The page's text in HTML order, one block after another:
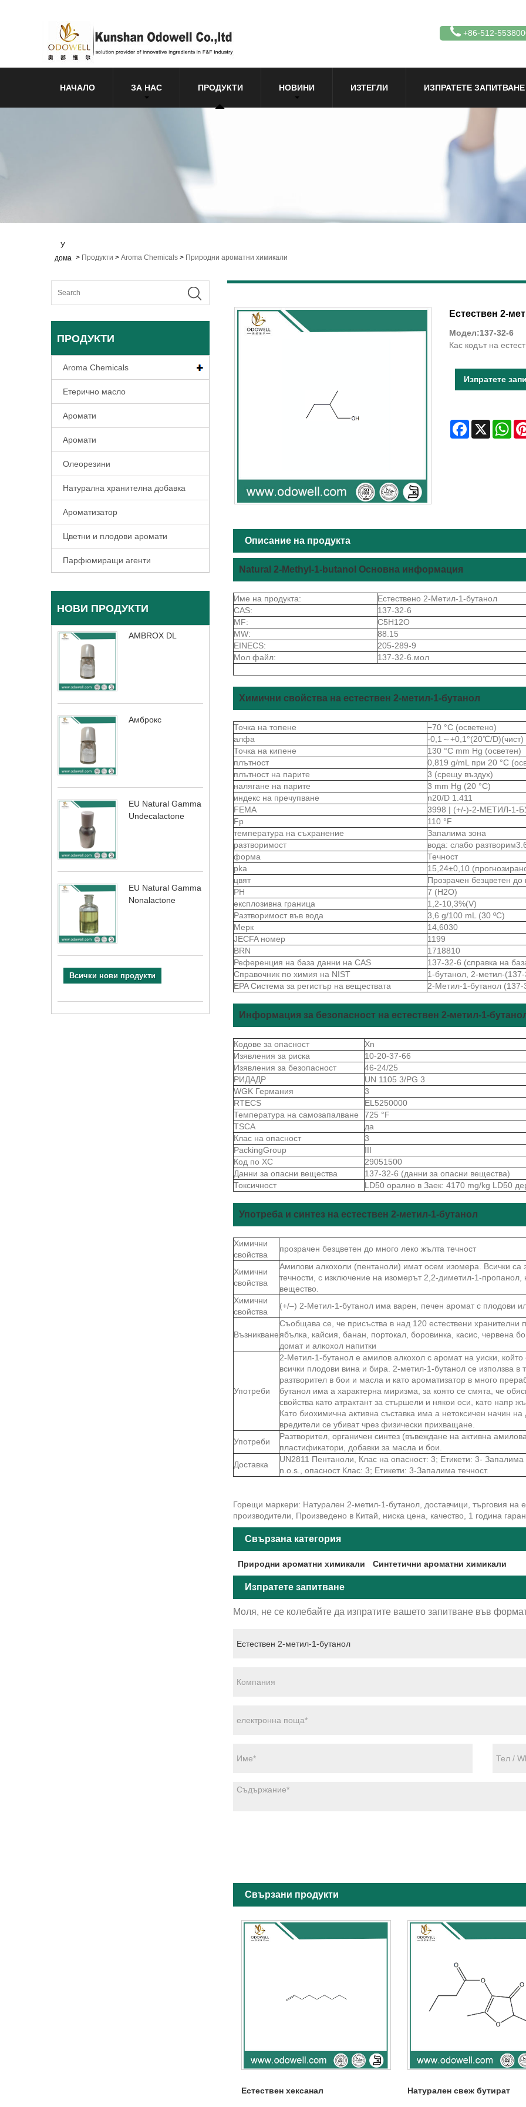
+86-512-
НАЧАЛО ЗА НАС ПРОДУКТИ НОВИНИ ИЗТЕГЛИ ИЗПРАТЕТЕ ЗАПИТВАНЕ
У
дома > Продукти > Aroma Chemicals > Природни ароматни химикали
ПРОДУКТИ
Aroma Chemicals
Етерично масло
Аромати
Аромати
Олеорезини
Натурална хранителна добавка
Ароматизатор
Цветни и плодови аромати
Парфюмиращи агенти
НОВИ ПРОДУКТИ
AMBROX DL
Амброкс
EU Natural Gamma
Undecalactone
EU Natural Gamma
Nonalactone
Всички нови продукти
Естествен 2-
Модел:137-32-6
Кас кодът на
Изпратете
Facebook
X
Описание на продукта
Natural 2-Methyl-1-butanol Основна информация
Име на продукта:
Естествено 2-Метил-1-бутанол
CAS:
137-32-6
MF:
C5H12O
MW:
88.15
EINECS:
205-289-9
Мол файл:
137-32-6.мол
Химични свойства на естествен 2-метил-1-бутанол
Точка на топене
−70 °C (осветено)
алфа
-0,1～+0,1°(20℃/D)(чист)
Точка на кипене
130 °C mm Hg (осветен)
плътност
0,819 g/mL при 20 °C
плътност на парите
3 (срещу въздух)
налягане на парите
3 mm Hg (20 °C)
индекс на пречупване
n20/D 1.411
FEMA
3998 | (+/-)-2-МЕТИЛ-1-
Fp
110 °F
температура на съхранение
Запалима зона
разтворимост
вода: слабо
форма
Течност
pka
15,24±0,10
цвят
Прозрачен безцветен до
PH
7 (H2O)
експлозивна граница
1,2-10,3%(V)
Разтворимост във вода
3,6 g/100 mL (30 ºC)
Мерк
14,6030
JECFA номер
1199
BRN
1718810
Референция на база данни на CAS
137-32-6 (справка на
Справочник по химия на NIST
1-бутанол, 2-метил-
EPA Система за регистър на веществата
2-Метил-1-бутанол (137-
Информация за безопасност на естествен 2-метил-1-
Кодове за опасност
Xn
Изявления за риска
10-20-37-66
Изявления за безопасност
46-24/25
РИДАДР
UN 1105 3/PG 3
WGK Германия
3
RTECS
EL5250000
Температура на самозапалване
725 °F
TSCA
да
Клас на опасност
3
PackingGroup
III
Код по ХС
29051500
Данни за опасни вещества
137-32-6 (данни за опасни вещества)
Токсичност
LD50 орално в Заек: 4170 mg/kg LD50
Употреба и синтез на естествен 2-метил-1-бутанол
Химични
свойства
прозрачен безцветен до много леко жълта течност
Химични
свойства
Амилови алкохоли (пентаноли) имат осем изомера. Всички са
течности, с изключение на изомерът 2,2-диметил-1-пропанол,
вещество.
Химични
свойства
(+/–) 2-Метил-1-бутанол има варен, печен аромат с плодови
Възникване
Съобщава се, че присъства в над 120 естествени хранителни
ябълка, кайсия, банан, портокал, боровинка, касис, червена
домат и алкохол напитки
Употреби
2-Метил-1-бутанол е амилов алкохол с аромат на уиски, който
всички плодови вина и бира. 2-метил-1-бутанол се използва в
разтворител в бои и масла и като ароматизатор в много
бутанол има a характерна миризма, за която се смята, че
свойства като атрактант за стършели и някои оси, като напр
Като биохимична активна съставка има a нетоксичен начин на
вредители се убиват чрез физически прихващане.
Употреби
Разтворител, органичен синтез (въвеждане на активна
пластификатори, добавки за масла и бои.
Доставка
UN2811 Пентаноли, Клас на опасност: 3; Етикети: 3- Запалима
n.o.s., опасност Клас: 3; Етикети: 3-Запалима течност.
Горещи маркери: Натурален 2-метил-1-бутанол, доставчици, търговия на
производители, Произведено в Китай, ниска цена, качество, 1 година
Свързана категория
Природни ароматни химикали Синтетични ароматни химикали
Изпратете запитване
Моля, не се колебайте да изпратите вашето запитване във
Свързани продукти
Естествен хексанал Натурален свеж бутират